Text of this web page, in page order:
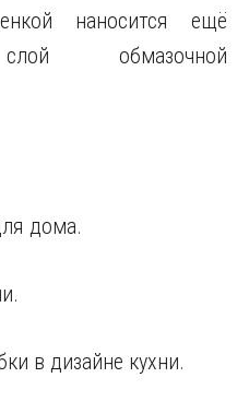
наносится ещё
обмазочной
дома.
в дизайне кухни.